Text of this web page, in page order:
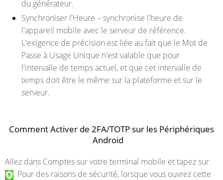
du générateur.
Synchroniser l'Heure – synchronise l'heure de
l'appareil mobile avec le serveur de référence.
L'exigence de précision est liée au fait que le Mot de
Passe à Usage Unique n'est valable que pour
l'intervalle de temps actuel, et que cet intervalle de
temps doit être le même sur la plateforme et sur le
serveur.
Comment Activer de 2FA/TOTP sur les Périphériques
Android
Allez dans Comptes sur votre terminal mobile et tapez sur
. Pour des raisons de sécurité, lorsque vous ouvrez cette